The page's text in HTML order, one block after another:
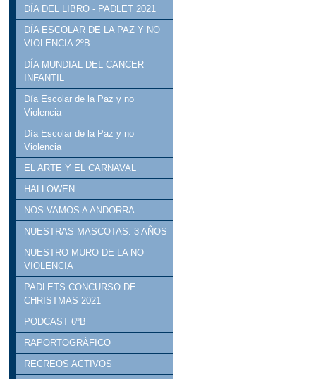
DÍA DEL LIBRO - PADLET 2021
DÍA ESCOLAR DE LA PAZ Y NO
VIOLENCIA 2ºB
DÍA MUNDIAL DEL CANCER
INFANTIL
Día Escolar de la Paz y no
Violencia
Día Escolar de la Paz y no
Violencia
EL ARTE Y EL CARNAVAL
HALLOWEN
NOS VAMOS A ANDORRA
NUESTRAS MASCOTAS: 3 AÑOS
NUESTRO MURO DE LA NO
VIOLENCIA
PADLETS CONCURSO DE
CHRISTMAS 2021
PODCAST 6ºB
RAPORTOGRÁFICO
RECREOS ACTIVOS